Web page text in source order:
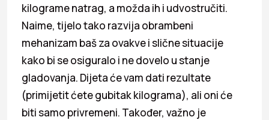
kilograme natrag, a možda ih i udvostručiti.
Naime, tijelo tako razvija obrambeni
mehanizam baš za ovakve i slične situacije
kako bi se osiguralo i ne dovelo u stanje
gladovanja. Dijeta će vam dati rezultate
(primijetit ćete gubitak kilograma), ali oni će
biti samo privremeni. Također, važno je